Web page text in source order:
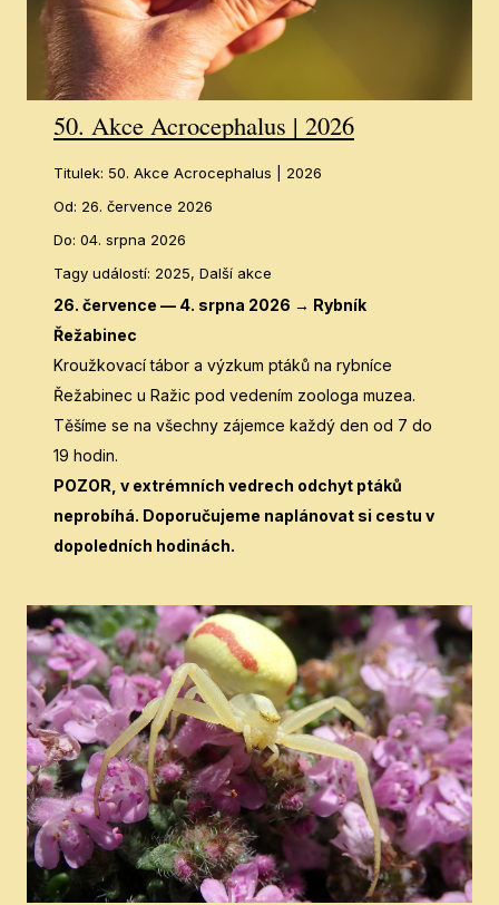
50. Akce Acrocephalus | 2026
Titulek: 50. Akce Acrocephalus | 2026
Od: 26. července 2026
Do: 04. srpna 2026
Tagy událostí: 2025, Další akce
26. července — 4. srpna 2026 → Rybník
Řežabinec
Kroužkovací tábor a výzkum ptáků na rybníce
Řežabinec u Ražic pod vedením zoologa muzea.
Těšíme se na všechny zájemce každý den od 7 do
19 hodin.
POZOR, v extrémních vedrech odchyt ptáků
neprobíhá. Doporučujeme naplánovat si cestu v
dopoledních hodinách.